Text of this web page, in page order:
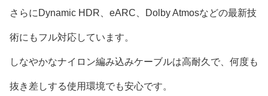
さらにDynamic HDR、eARC、Dolby Atmosなどの最新技
術にもフル対応しています。
しなやかなナイロン編み込みケーブルは高耐久で、何度も
抜き差しする使用環境でも安心です。